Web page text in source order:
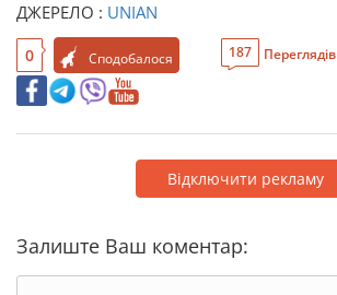
ДЖЕРЕЛО : UNIAN
0 Сподобалося 187 Переглядів
Відключити рекламу
Залиште Ваш коментар: